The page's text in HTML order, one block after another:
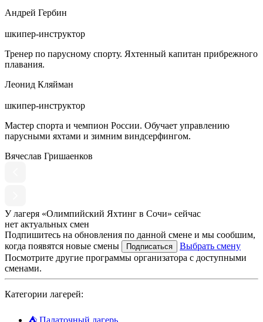
Андрей Гербин
шкипер-инструктор
Тренер по парусному спорту. Яхтенный капитан прибрежного
плавания.
Леонид Кляйман
шкипер-инструктор
Мастер спорта и чемпион России. Обучает управлению
парусными яхтами и зимним виндсерфингом.
Вячеслав Гришаенков
У лагеря «Олимпийский Яхтинг в Сочи» сейчас
нет актуальных смен
Подпишитесь на обновления по данной смене и мы сообшим,
когда появятся новые смены
Подписаться
Выбрать смену
Посмотрите другие программы организатора с доступными
сменами.
Категории лагерей:
⛺ Палаточный лагерь